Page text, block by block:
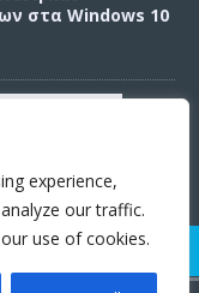
experience,
our traffic.
use of cookies.
στα Windows 10
10